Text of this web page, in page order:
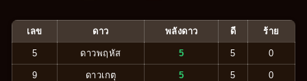
เลข ดาว พลังดาว ดี ร้าย
5 ดาวพฤหัส 5 5 0
9 ดาวเกตุ 5 5 0